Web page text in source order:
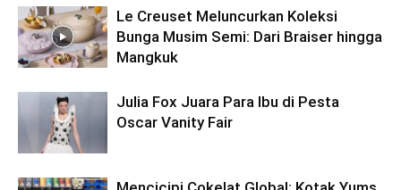
Le Creuset Meluncurkan Koleksi
Bunga Musim Semi: Dari Braiser hingga
Mangkuk
Julia Fox Juara Para Ibu di Pesta
Oscar Vanity Fair